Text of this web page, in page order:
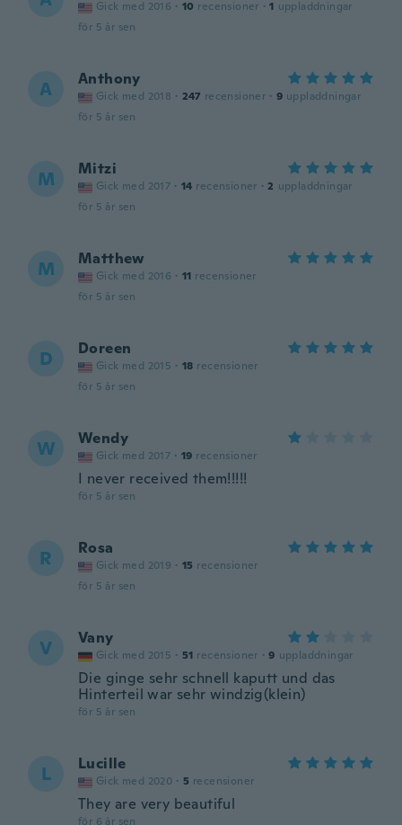
Gick med 2016 · 10 recensioner · 1 uppladdningar
för 5 år sen
A Anthony
Gick med 2018 · 247 recensioner · 9 uppladdningar
för 5 år sen
M Mitzi
Gick med 2017 · 14 recensioner · 2 uppladdningar
för 5 år sen
M Matthew
Gick med 2016 · 11 recensioner
för 5 år sen
D Doreen
Gick med 2015 · 18 recensioner
för 5 år sen
W Wendy
Gick med 2017 · 19 recensioner
I never received them!!!!!
för 5 år sen
R Rosa
Gick med 2019 · 15 recensioner
för 5 år sen
V Vany
Gick med 2015 · 51 recensioner · 9 uppladdningar
Die ginge sehr schnell kaputt und das
Hinterteil war sehr windzig(klein)
för 5 år sen
L Lucille
Gick med 2020 · 5 recensioner
They are very beautiful
för 6 år sen